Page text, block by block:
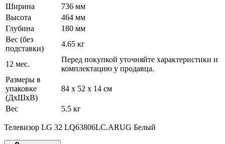
Ширина
736 мм
Высота
464 мм
Глубина
180 мм
Вес (без
подставки)
4.65 кг
12 мес.
Перед покупкой уточняйте характеристики и
комплектацию у продавца.
Размеры в
упаковке
(ДхШхВ)
84 x 52 x 14 см
Вес 5.5 кг
Телевизор LG 32 LQ63806LC.ARUG Белый